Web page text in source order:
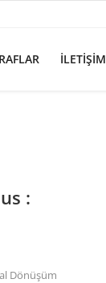
İLETIŞIM
:
Dönüşüm